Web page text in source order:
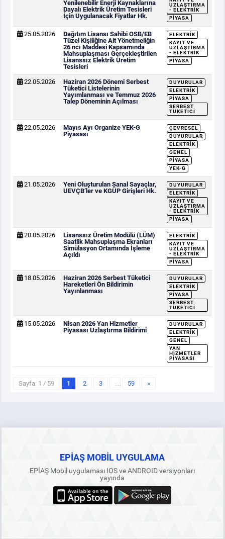
Yenilenebilir Enerji Kaynaklarına
Dayalı Elektrik Üretim Tesisleri
İçin Uygulanacak Fiyatlar Hk.
UZLAŞTIRMA
- ELEKTRIK
PIYASA
25.05.2026
Dağıtım Lisansı Sahibi OSB/EB
Tüzel Kişiliğine Ait Yönetmeliğin
26 ncı Maddesi Kapsamında
Mahsuplaşması Gerçekleştirilen
Lisanssız Elektrik Üretim
Tesisleri
ELEKTRIK
KAYIT VE
UZLAŞTIRMA
- ELEKTRIK
PIYASA
22.05.2026
Haziran 2026 Dönemi Serbest
Tüketici Listelerinin
Yayımlanması ve Temmuz 2026
Talep Döneminin Açılması
DUYURULAR
ELEKTRIK
PIYASA
SERBEST
TÜKETICI
22.05.2026
Mayıs Ayı Organize YEK-G
Piyasası
ÇEVRESEL
DUYURULAR
ELEKTRIK
GENEL
PIYASA
YEK-G
21.05.2026
Yeni Oluşturulan Sanal Sayaçlar,
UEVÇB’ler ve KGÜP Girişleri Hk.
DUYURULAR
ELEKTRIK
KAYIT VE
UZLAŞTIRMA
- ELEKTRIK
PIYASA
20.05.2026
Lisanssız Üretim Modülü (LÜM)
Saatlik Mahsuplaşma Ekranları
Simülasyon Ortamında İşleme
Açıldı
ELEKTRIK
KAYIT VE
UZLAŞTIRMA
- ELEKTRIK
PIYASA
18.05.2026
Haziran 2026 Serbest Tüketici
Hareketleri Ön Bildirimin
Yayınlanması
DUYURULAR
ELEKTRIK
PIYASA
SERBEST
TÜKETICI
15.05.2026
Nisan 2026 Yan Hizmetler
Piyasası Uzlaştırma Bildirimi
DUYURULAR
ELEKTRIK
GENEL
YAN
HIZMETLER
PIYASASI
Sayfa: 1 / 59 1 2 3 … 59 »
EPİAŞ MOBİL UYGULAMA
EPİAŞ Mobil uygulaması IOS ve ANDROID versiyonları
yayında